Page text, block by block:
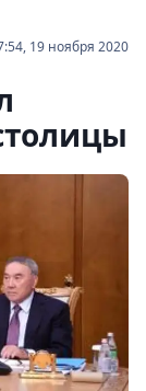
19 ноября 2020